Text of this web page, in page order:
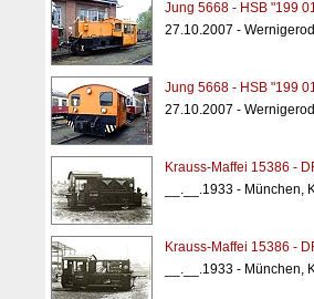
Jung 5668 - HSB "199
27.10.2007 -
Jung 5668 - HSB "199
27.10.2007 -
Krauss-Maffei 15386 -
__.__.1933 - München,
Krauss-Maffei 15386 -
__.__.1933 - München,